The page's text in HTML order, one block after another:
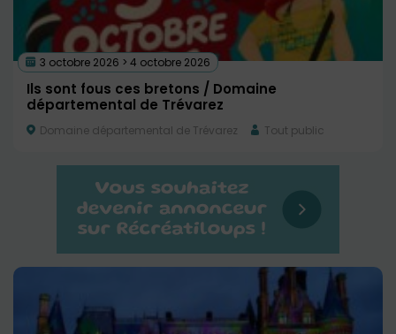
3 octobre 2026 > 4 octobre 2026
Ils sont fous ces bretons / Domaine
départemental de Trévarez
Domaine départemental de Trévarez Tout public